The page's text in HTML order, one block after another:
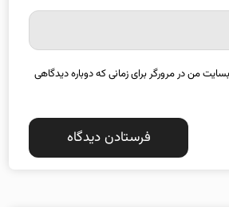
من در مرورگر برای زمانی که دوباره دیدگاهی